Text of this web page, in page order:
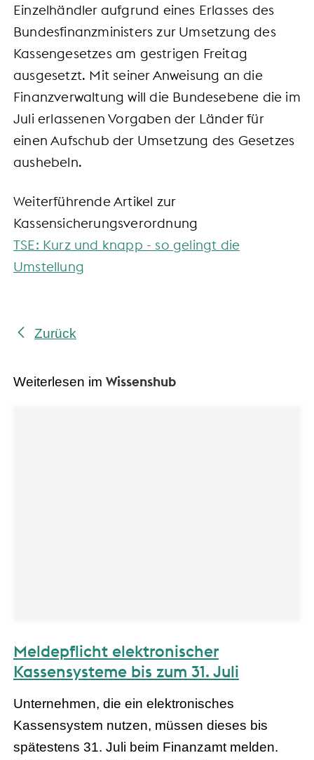
Einzelhändler aufgrund eines Erlasses des
Bundesfinanzministers zur Umsetzung des
Kassengesetzes am gestrigen Freitag
ausgesetzt. Mit seiner Anweisung an die
Finanzverwaltung will die Bundesebene die im
Juli erlassenen Vorgaben der Länder für
einen Aufschub der Umsetzung des Gesetzes
aushebeln.
Weiterführende Artikel zur
Kassensicherungsverordnung
TSE: Kurz und knapp - so gelingt die
Umstellung
Zurück
Weiterlesen im Wissenshub
Meldepflicht elektronischer
Kassensysteme bis zum 31. Juli
Unternehmen, die ein elektronisches
Kassensystem nutzen, müssen dieses bis
spätestens 31. Juli beim Finanzamt melden.